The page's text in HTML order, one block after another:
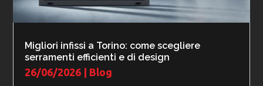
Migliori infissi a Torino: come scegliere
serramenti efficienti e di design
26/06/2026 | Blog